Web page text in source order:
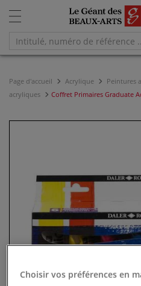
Page d'accueil Acrylique Peintures
acryliques
Coffret Primaires Graduate
Choisir vos préférences en